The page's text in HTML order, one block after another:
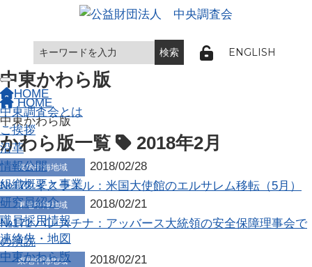
ENGLISH
Toggle navigation
HOME
中東調査会とは
ご挨拶
沿革
情報公開
組織概要と事業
研究員紹介
職員採用情報
連絡先・地図
中東かわら版
中東かわら版
HOME
中東かわら版
かわら版一覧 2018年2月
東地中海地域
2018/02/28
№172 イスラエル：米国大使館のエルサレム移転（5月）
東地中海地域
2018/02/21
№171 パレスチナ：アッバース大統領の安全保障理事会で
の演説
東地中海地域
2018/02/21